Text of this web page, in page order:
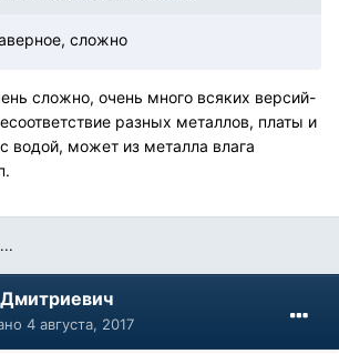
сложно
сложно, очень много всяких версий-
разных металлов, платы и
водой, может из металла влага
4 августа, 2017